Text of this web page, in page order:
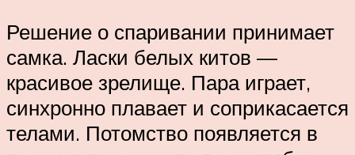
Решение о спаривании принимает
самка. Ласки белых китов —
красивое зрелище. Пара играет,
синхронно плавает и соприкасается
телами. Потомство появляется в